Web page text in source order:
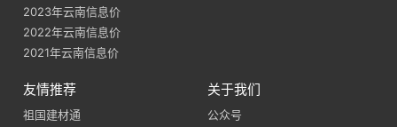
2023年云南信息价
2022年云南信息价
2021年云南信息价
友情推荐
祖国建材通
关于我们
公众号